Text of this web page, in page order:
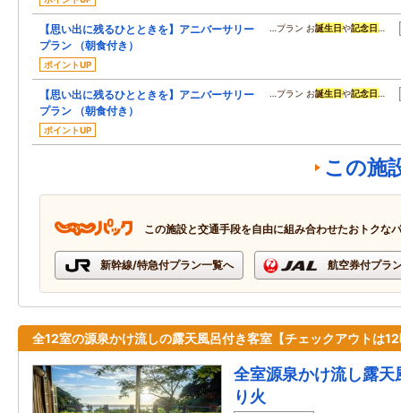
【思い出に残るひとときを】アニバーサリー
プラン （朝食付き）
ポイントUP
…プラン お誕生日や記念日 …
【思い出に残るひとときを】アニバーサリー
プラン （朝食付き）
ポイントUP
…プラン お誕生日や記念日 …
この施
この施設と交通手段を自由に組み合わせたおトクな
新幹線/特急付プラン一覧へ 航空券付プラ
全12室の源泉かけ流しの露天風呂付き客室【チェックアウトは
全室源泉かけ流し露
り火